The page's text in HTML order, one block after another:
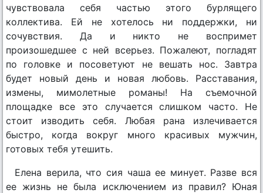
чувствовала себя частью этого бурлящего
коллектива. Ей не хотелось ни поддержки, ни
сочувствия. Да и никто не воспримет
произошедшее с ней всерьез. Пожалеют, погладят
по головке и посоветуют не вешать нос. Завтра
будет новый день и новая любовь. Расставания,
измены, мимолетные романы! На съемочной
площадке все это случается слишком часто. Не
стоит изводить себя. Любая рана излечивается
быстро, когда вокруг много красивых мужчин,
готовых тебя утешить.
Елена верила, что сия чаша ее минует. Разве вся
ее жизнь не была исключением из правил? Юная